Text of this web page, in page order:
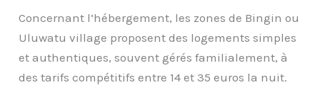
Concernant l’hébergement, les zones de Bingin ou
Uluwatu village proposent des logements simples
et authentiques, souvent gérés familialement, à
des tarifs compétitifs entre 14 et 35 euros la nuit.